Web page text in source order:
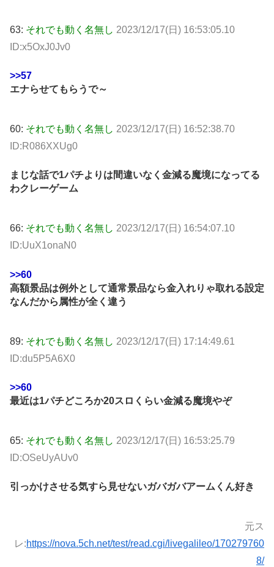
63: それでも動く名無し 2023/12/17(日) 16:53:05.10
ID:x5OxJ0Jv0
>>57
エナらせてもらうで～
60: それでも動く名無し 2023/12/17(日) 16:52:38.70
ID:R086XXUg0
まじな話で1パチよりは間違いなく金減る魔境になってる
わクレーゲーム
66: それでも動く名無し 2023/12/17(日) 16:54:07.10
ID:UuX1onaN0
>>60
高額景品は例外として通常景品なら金入れりゃ取れる設定
なんだから属性が全く違う
89: それでも動く名無し 2023/12/17(日) 17:14:49.61
ID:du5P5A6X0
>>60
最近は1パチどころか20スロくらい金減る魔境やぞ
65: それでも動く名無し 2023/12/17(日) 16:53:25.79
ID:OSeUyAUv0
引っかけさせる気すら見せないガバガバアームくん好き
元ス
レ:https://nova.5ch.net/test/read.cgi/livegalileo/170279760
8/